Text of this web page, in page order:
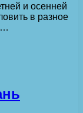
и осенней
в разное